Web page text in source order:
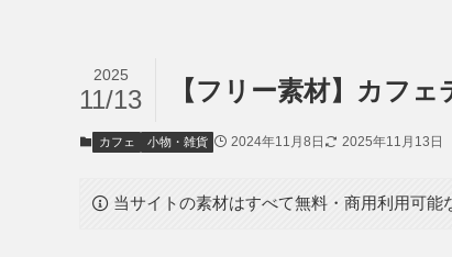
【フリー素材】カフ
2025
11/13
カフェ 小物・雑貨 2024年11月8日 2025年11月13日
当サイトの素材はすべて無料・商用利用可能